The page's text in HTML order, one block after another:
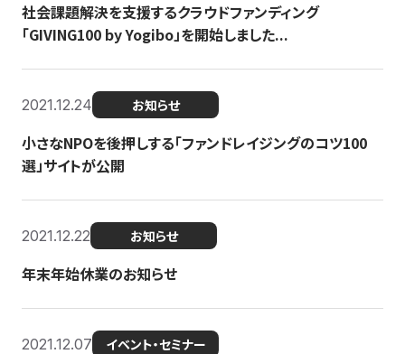
社会課題解決を支援するクラウドファンディング
「GIVING100 by Yogibo」を開始しました...
2021.12.24 お知らせ
小さなNPOを後押しする「ファンドレイジングのコツ100
選」サイトが公開
2021.12.22 お知らせ
年末年始休業のお知らせ
2021.12.07 イベント・セミナー